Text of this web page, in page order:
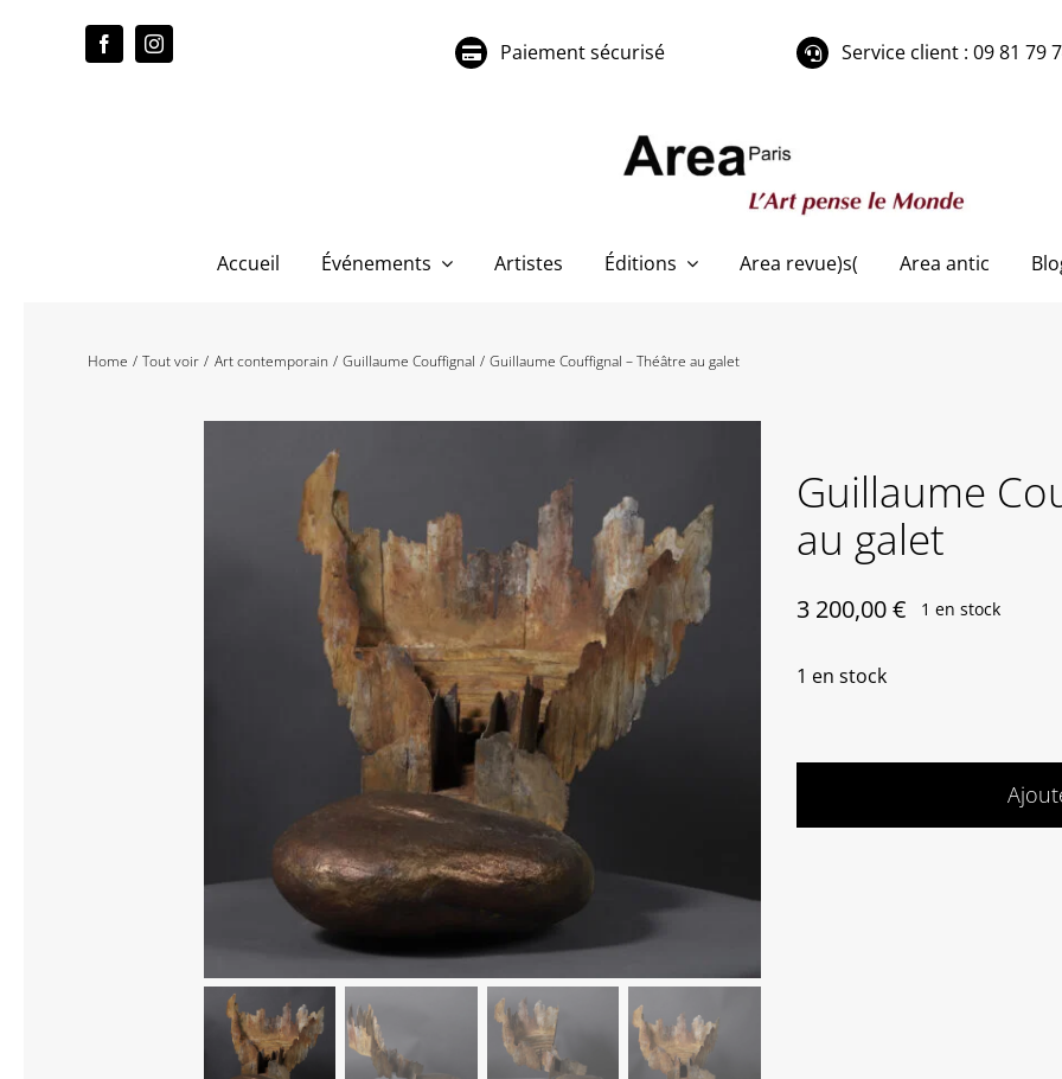
Paiement sécurisé Service client : 09 81 79
Accueil Événements Artistes Éditions Area revue)s( Area antic
Home Tout voir Art contemporain Guillaume Couffignal Guillaume Couffignal – Théâtre au galet
Guillaume
au galet
3 200,00€ 1 en stock
1 en stock